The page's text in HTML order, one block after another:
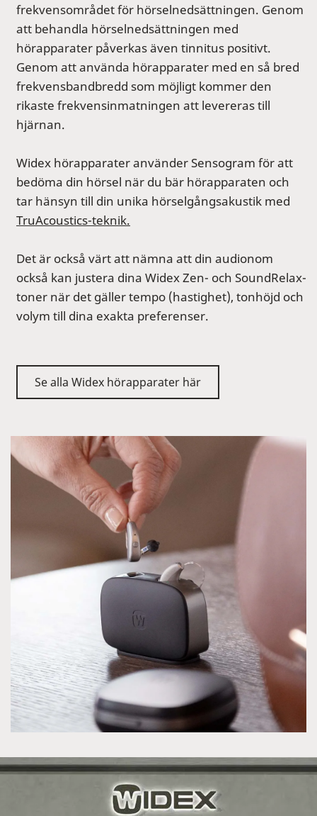
frekvensområdet för hörselnedsättningen. Genom
att behandla hörselnedsättningen med
hörapparater påverkas även tinnitus positivt.
Genom att använda hörapparater med en så bred
frekvensbandbredd som möjligt kommer den
rikaste frekvensinmatningen att levereras till
hjärnan.
Widex hörapparater använder Sensogram för att
bedöma din hörsel när du bär hörapparaten och
tar hänsyn till din unika hörselgångsakustik med
TruAcoustics-teknik.
Det är också värt att nämna att din audionom
också kan justera dina Widex Zen- och SoundRelax-
toner när det gäller tempo (hastighet), tonhöjd och
volym till dina exakta preferenser.
Se alla Widex hörapparater här